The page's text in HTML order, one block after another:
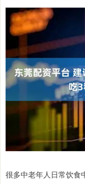
很多中老年人日常饮食